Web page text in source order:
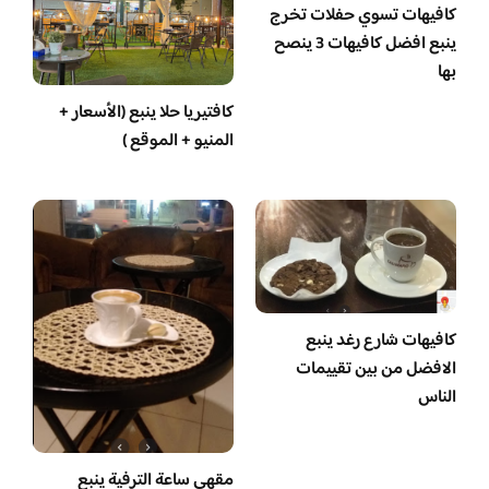
كافيهات تسوي حفلات تخرج
ينبع افضل كافيهات 3 ينصح
بها
كافتيريا حلا ينبع (الأسعار +
المنيو + الموقع )
كافيهات شارع رغد ينبع
الافضل من بين تقييمات
الناس
مقهى ساعة الترفية ينبع